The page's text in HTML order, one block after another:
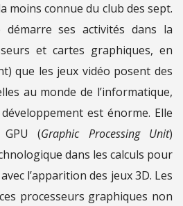
moins connue du club des sept.
démarre ses activités dans la
et cartes graphiques, en
que les jeux vidéo posent des
au monde de l’informatique,
est énorme. Elle
(Graphic Processing Unit)
dans les calculs pour
l’apparition des jeux 3D. Les
processeurs graphiques non